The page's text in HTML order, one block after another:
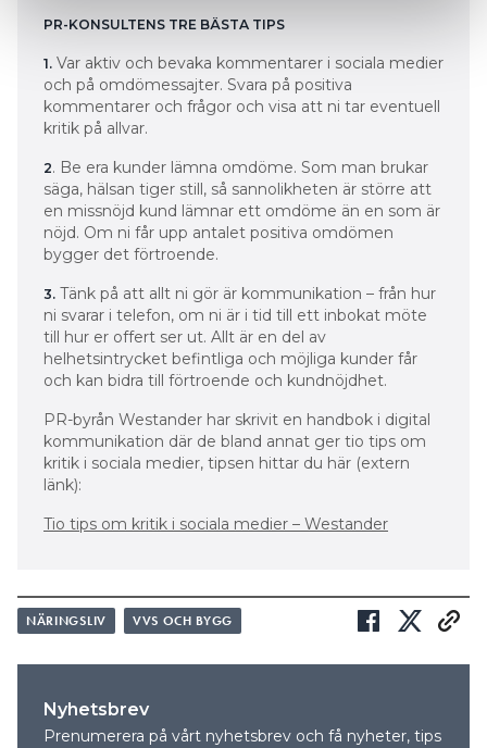
PR-KONSULTENS TRE BÄSTA TIPS
1. Var aktiv och bevaka kommentarer i sociala medier
och på omdömessajter. Svara på positiva
kommentarer och frågor och visa att ni tar eventuell
kritik på allvar.
2. Be era kunder lämna omdöme. Som man brukar
säga, hälsan tiger still, så sannolikheten är större att
en missnöjd kund lämnar ett omdöme än en som är
nöjd. Om ni får upp antalet positiva omdömen
bygger det förtroende.
3. Tänk på att allt ni gör är kommunikation – från hur
ni svarar i telefon, om ni är i tid till ett inbokat möte
till hur er offert ser ut. Allt är en del av
helhetsintrycket befintliga och möjliga kunder får
och kan bidra till förtroende och kundnöjdhet.
PR-byrån Westander har skrivit en handbok i digital
kommunikation där de bland annat ger tio tips om
kritik i sociala medier, tipsen hittar du här (extern
länk):
Tio tips om kritik i sociala medier – Westander
NÄRINGSLIV VVS OCH BYGG
Nyhetsbrev
Prenumerera på vårt nyhetsbrev och få nyheter, tips